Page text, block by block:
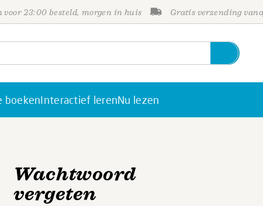
voor 23:00 besteld, morgen in huis Gratis verzending
boekenInteractief lerenNu lezen
Wachtwoord
vergeten